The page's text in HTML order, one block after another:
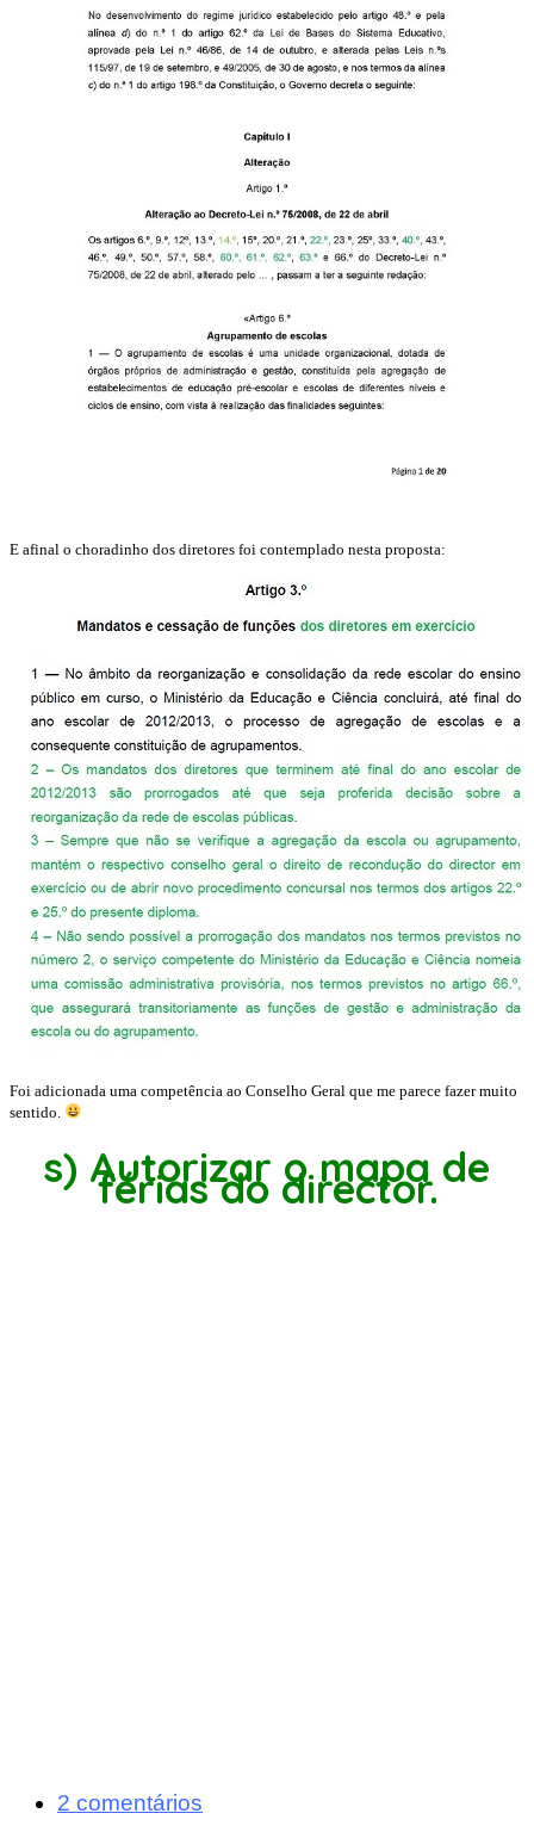
E afinal o choradinho dos diretores foi contemplado nesta proposta:
Foi adicionada uma competência ao Conselho Geral que me parece fazer muito
sentido.
s) Autorizar o mapa de
férias do director.
2 comentários